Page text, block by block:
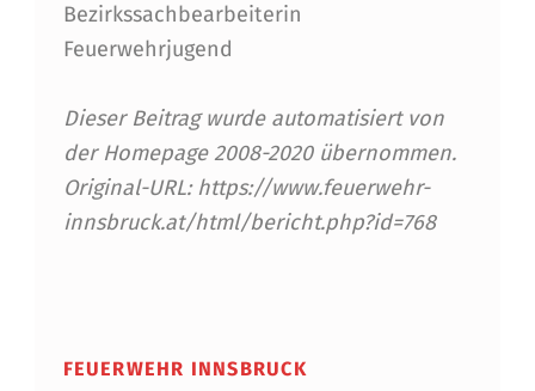
Bezirkssachbearbeiterin
Feuerwehrjugend
Dieser Beitrag wurde automatisiert von
der Homepage 2008-2020 übernommen.
Original-URL: https://www.feuerwehr-
innsbruck.at/html/bericht.php?id=768
FEUERWEHR INNSBRUCK